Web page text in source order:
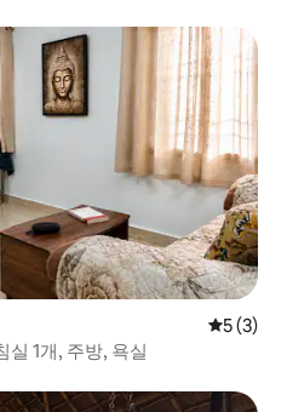
평점 5점
5 (3)
1개, 주방, 욕실